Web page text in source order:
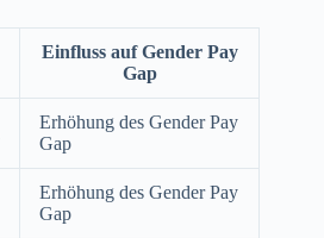
Einfluss auf Gender Pay
Gap
Erhöhung des Gender Pay
Gap
Erhöhung des Gender Pay
Gap